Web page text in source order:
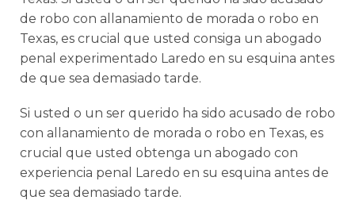
de robo con allanamiento de morada o robo en
Texas, es crucial que usted consiga un abogado
penal experimentado Laredo en su esquina antes
de que sea demasiado tarde.
Si usted o un ser querido ha sido acusado de robo
con allanamiento de morada o robo en Texas, es
crucial que usted obtenga un abogado con
experiencia penal Laredo en su esquina antes de
que sea demasiado tarde.